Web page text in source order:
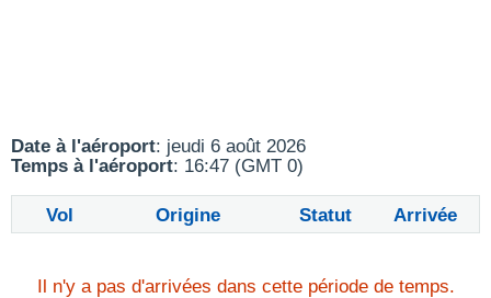
Date à l'aéroport: jeudi 6 août 2026
Temps à l'aéroport: 16:47 (GMT 0)
Vol Origine Statut Arrivée
Il n'y a pas d'arrivées dans cette période de temps.